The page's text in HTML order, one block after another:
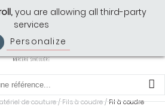
Mercerie Singulière
de couture/Fils à coudre/Fil à coudre
you are allowing all third-party
services
Personalize